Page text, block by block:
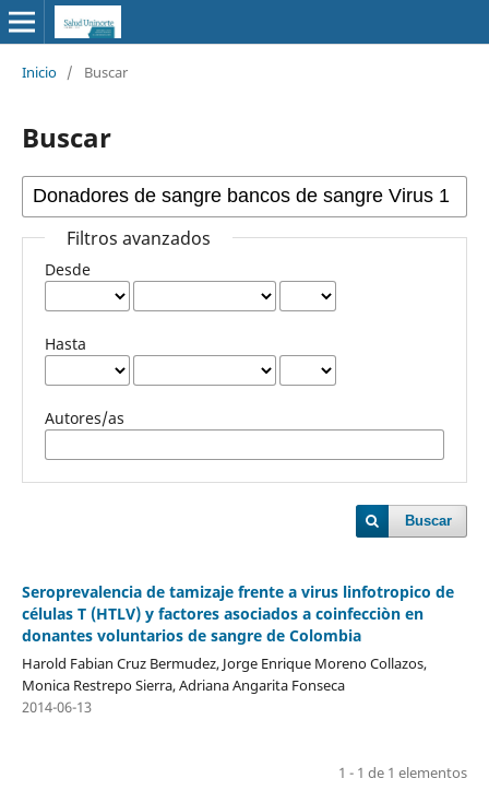
Inicio / Buscar
Buscar
Filtros avanzados
Desde
Hasta
Autores/as
Buscar
Seroprevalencia de tamizaje frente a virus linfotropico de
células T (HTLV) y factores asociados a coinfecciòn en
donantes voluntarios de sangre de Colombia
Harold Fabian Cruz Bermudez, Jorge Enrique Moreno Collazos,
Monica Restrepo Sierra, Adriana Angarita Fonseca
2014-06-13
1 - 1 de 1 elementos